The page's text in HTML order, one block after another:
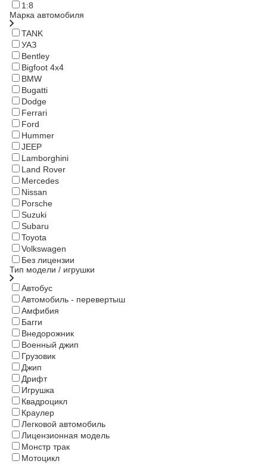
1:8
Марка автомобиля
TANK
УАЗ
Bentley
Bigfoot 4x4
BMW
Bugatti
Dodge
Ferrari
Ford
Hummer
JEEP
Lamborghini
Land Rover
Mercedes
Nissan
Porsche
Suzuki
Subaru
Toyota
Volkswagen
Без лицензии
Тип модели / игрушки
Автобус
Автомобиль - перевертыш
Амфибия
Багги
Внедорожник
Военный джип
Грузовик
Джип
Дрифт
Игрушка
Квадроцикл
Краулер
Легковой автомобиль
Лицензионная модель
Монстр трак
Мотоцикл